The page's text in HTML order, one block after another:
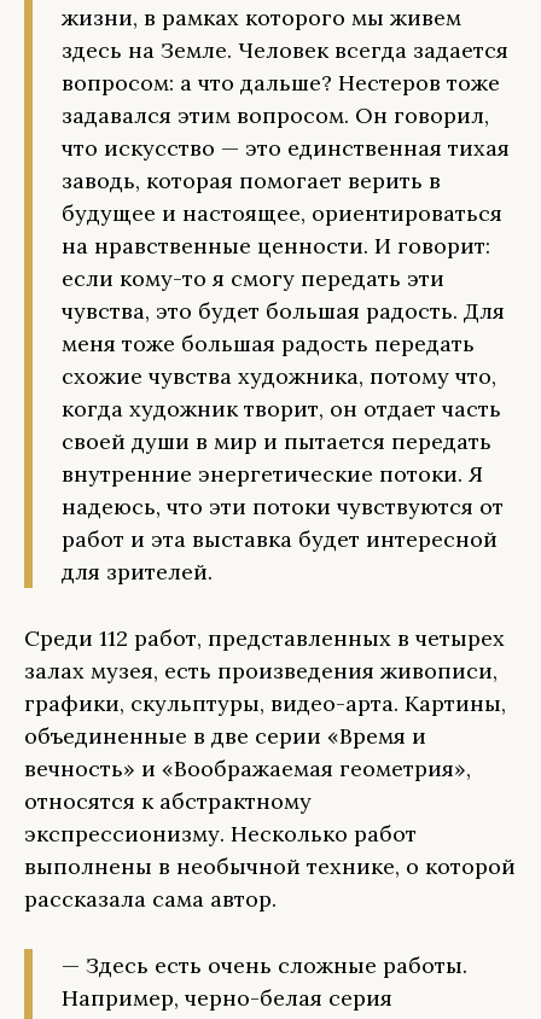
жизни, в рамках которого мы живем
здесь на Земле. Человек всегда задается
вопросом: а что дальше? Нестеров тоже
задавался этим вопросом. Он говорил,
что искусство — это единственная тихая
заводь, которая помогает верить в
будущее и настоящее, ориентироваться
на нравственные ценности. И говорит:
если кому-то я смогу передать эти
чувства, это будет большая радость. Для
меня тоже большая радость передать
схожие чувства художника, потому что,
когда художник творит, он отдает часть
своей души в мир и пытается передать
внутренние энергетические потоки. Я
надеюсь, что эти потоки чувствуются от
работ и эта выставка будет интересной
для зрителей.
Среди 112 работ, представленных в четырех
залах музея, есть произведения живописи,
графики, скульптуры, видео-арта. Картины,
объединенные в две серии «Время и
вечность» и «Воображаемая геометрия»,
относятся к абстрактному
экспрессионизму. Несколько работ
выполнены в необычной технике, о которой
рассказала сама автор.
— Здесь есть очень сложные работы.
Например, черно-белая серия